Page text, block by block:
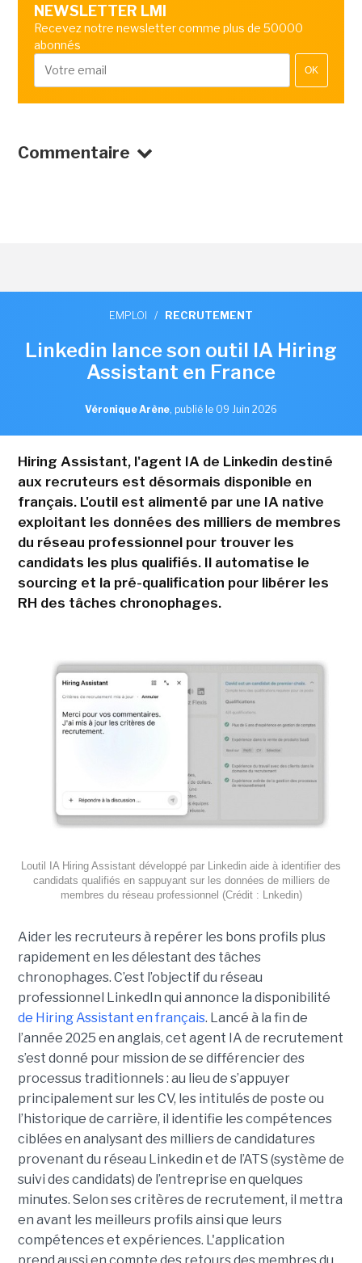
NEWSLETTER LMI
Recevez notre newsletter comme plus de 50000
abonnés
OK
Commentaire
EMPLOI / RECRUTEMENT
Linkedin lance son outil IA Hiring
Assistant en France
Véronique Arène, publié le 09 Juin 2026
Hiring Assistant, l'agent IA de Linkedin destiné
aux recruteurs est désormais disponible en
français. L'outil est alimenté par une IA native
exploitant les données des milliers de membres
du réseau professionnel pour trouver les
candidats les plus qualifiés. Il automatise le
sourcing et la pré-qualification pour libérer les
RH des tâches chronophages.
Loutil IA Hiring Assistant développé par Linkedin aide à identifier des
candidats qualifiés en sappuyant sur les données de milliers de
membres du réseau professionnel (Crédit : Lnkedin)
Aider les recruteurs à repérer les bons profils plus
rapidement en les délestant des tâches
chronophages. C’est l’objectif du réseau
professionnel LinkedIn qui annonce la disponibilité
de Hiring Assistant en français. Lancé à la fin de
l’année 2025 en anglais, cet agent IA de recrutement
s’est donné pour mission de se différencier des
processus traditionnels : au lieu de s’appuyer
principalement sur les CV, les intitulés de poste ou
l’historique de carrière, il identifie les compétences
ciblées en analysant des milliers de candidatures
provenant du réseau Linkedin et de l’ATS (système de
suivi des candidats) de l’entreprise en quelques
minutes. Selon ses critères de recrutement, il mettra
en avant les meilleurs profils ainsi que leurs
compétences et expériences. L'application